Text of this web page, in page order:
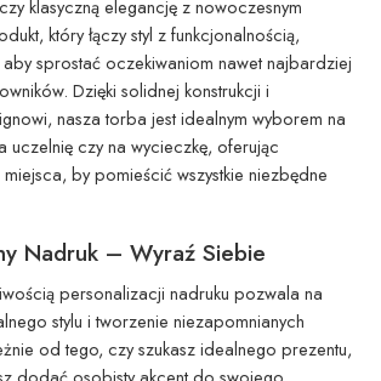
klasyczną elegancję z nowoczesnym
który łączy styl z funkcjonalnością,
sprostać oczekiwaniom nawet najbardziej
Dzięki solidnej konstrukcji i
nasza torba jest idealnym wyborem na
uczelnię czy na wycieczkę, oferując
by pomieścić wszystkie niezbędne
Nadruk – Wyraź Siebie
personalizacji nadruku pozwala na
stylu i tworzenie niezapomnianych
od tego, czy szukasz idealnego prezentu,